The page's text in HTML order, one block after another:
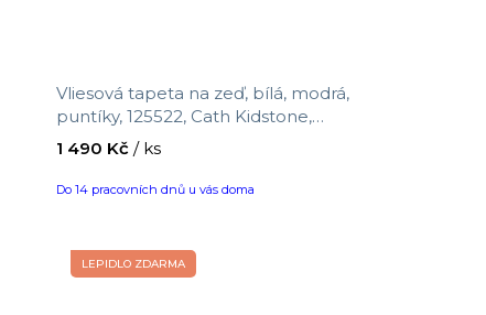
Vliesová tapeta na zeď, bílá, modrá,
puntíky, 125522, Cath Kidstone,
velikost 10 x 0,52 m
Do 14 pracovních dnů u vás doma
1 490 Kč / ks
LEPIDLO ZDARMA